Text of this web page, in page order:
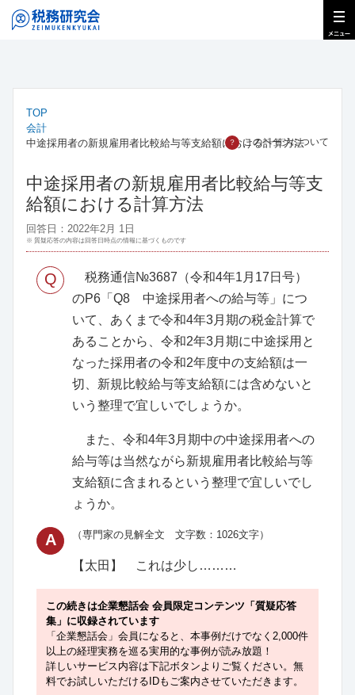
TOP
会計
中途採用者の新規雇用者比較給与等支給額における計算方法
？ このページについて
中途採用者の新規雇用者比較給与等支
給額における計算方法
回答日：2022年2月 1日
※ 質疑応答の内容は回答日時点の情報に基づくものです
Q
税務通信№3687（令和4年1月17日号）
のP6「Q8 中途採用者への給与等」につ
いて、あくまで令和4年3月期の税金計算で
あることから、令和2年3月期に中途採用と
なった採用者の令和2年度中の支給額は一
切、新規比較給与等支給額には含めないと
いう整理で宜しいでしょうか。
また、令和4年3月期中の中途採用者への
給与等は当然ながら新規雇用者比較給与等
支給額に含まれるという整理で宜しいでし
ょうか。
A （専門家の見解全文 文字数：1026文字）
【太田】 これは少し………
この続きは企業懇話会 会員限定コンテンツ「質疑応答
集」に収録されています
「企業懇話会」会員になると、本事例だけでなく2,000件
以上の経理実務を巡る実用的な事例が読み放題！
詳しいサービス内容は下記ボタンよりご覧ください。無
料でお試しいただけるIDもご案内させていただきます。